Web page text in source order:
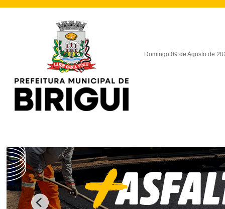
Domingo 09 de Agosto de